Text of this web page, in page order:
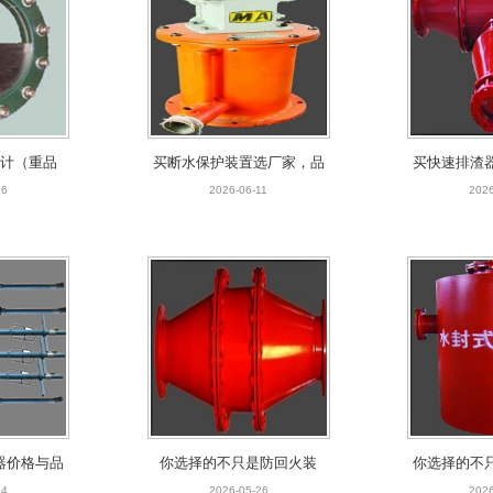
（重品
格战）
买断水保护装置选厂家，品
质和售后才是硬实力
2026-06-11
买快速排渣
和售后
价格与品
你选择的不只是防回火装
2026-05-26
你选择的不